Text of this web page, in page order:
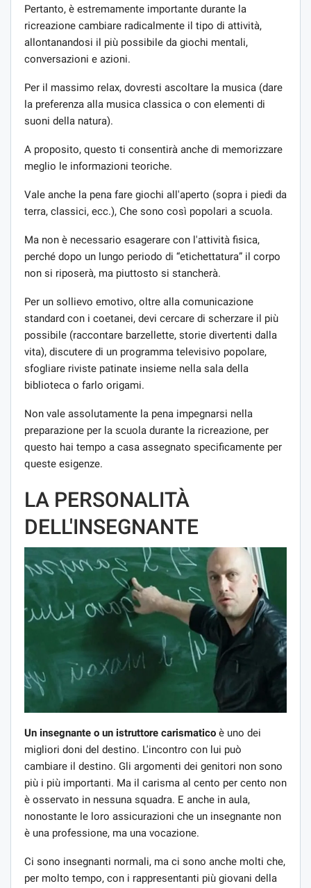
Pertanto, è estremamente importante durante la
ricreazione cambiare radicalmente il tipo di attività,
allontanandosi il più possibile da giochi mentali,
conversazioni e azioni.
Per il massimo relax, dovresti ascoltare la musica (dare
la preferenza alla musica classica o con elementi di
suoni della natura).
A proposito, questo ti consentirà anche di memorizzare
meglio le informazioni teoriche.
Vale anche la pena fare giochi all'aperto (sopra i piedi da
terra, classici, ecc.), Che sono così popolari a scuola.
Ma non è necessario esagerare con l'attività fisica,
perché dopo un lungo periodo di “etichettatura” il corpo
non si riposerà, ma piuttosto si stancherà.
Per un sollievo emotivo, oltre alla comunicazione
standard con i coetanei, devi cercare di scherzare il più
possibile (raccontare barzellette, storie divertenti dalla
vita), discutere di un programma televisivo popolare,
sfogliare riviste patinate insieme nella sala della
biblioteca o farlo origami.
Non vale assolutamente la pena impegnarsi nella
preparazione per la scuola durante la ricreazione, per
questo hai tempo a casa assegnato specificamente per
queste esigenze.
LA PERSONALITÀ
DELL'INSEGNANTE
Un insegnante o un istruttore carismatico è uno dei
migliori doni del destino. L'incontro con lui può
cambiare il destino. Gli argomenti dei genitori non sono
più i più importanti. Ma il carisma al cento per cento non
è osservato in nessuna squadra. E anche in aula,
nonostante le loro assicurazioni che un insegnante non
è una professione, ma una vocazione.
Ci sono insegnanti normali, ma ci sono anche molti che,
per molto tempo, con i rappresentanti più giovani della